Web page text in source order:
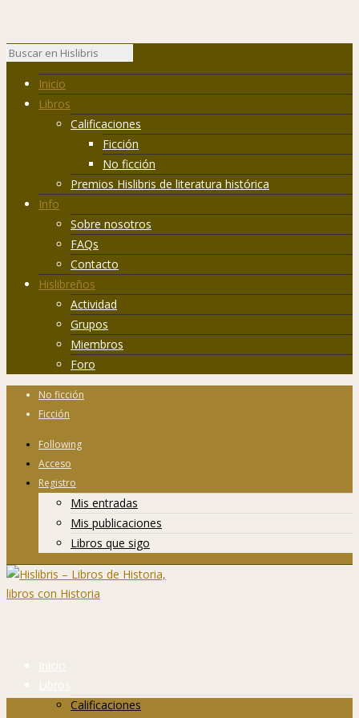
Inicio
Libros
Calificaciones
Ficción
No ficción
Premios Hislibris de literatura histórica
Info
Sobre nosotros
FAQs
Contacto
Hislibreños
Actividad
Grupos
Miembros
Foro
No ficción
Ficción
Following
Acceso
Registro
Mis entradas
Mis publicaciones
Libros que sigo
Inicio
Libros
Calificaciones